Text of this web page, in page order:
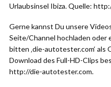
Urlaubsinsel Ibiza. Quelle:
Gerne kannst Du unsere
Seite/Channel hochladen oder
bitten ‚die-autotester.com‘ als
Download des Full-HD-Clips
http://die-autotester.com.